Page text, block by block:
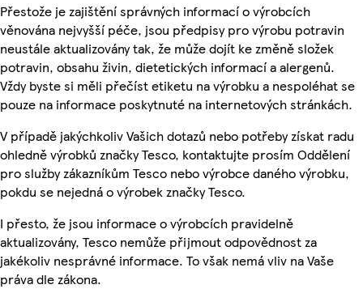
Přestože je zajištění správných informací o výrobcích
věnována nejvyšší péče, jsou předpisy pro výrobu potravin
neustále aktualizovány tak, že může dojít ke změně složek
potravin, obsahu živin, dietetických informací a alergenů.
Vždy byste si měli přečíst etiketu na výrobku a nespoléhat se
pouze na informace poskytnuté na internetových stránkách.
V případě jakýchkoliv Vašich dotazů nebo potřeby získat radu
ohledně výrobků značky Tesco, kontaktujte prosím Oddělení
pro služby zákazníkům Tesco nebo výrobce daného výrobku,
pokdu se nejedná o výrobek značky Tesco.
I přesto, že jsou informace o výrobcích pravidelně
aktualizovány, Tesco nemůže přijmout odpovědnost za
jakékoliv nesprávné informace. To však nemá vliv na Vaše
práva dle zákona.